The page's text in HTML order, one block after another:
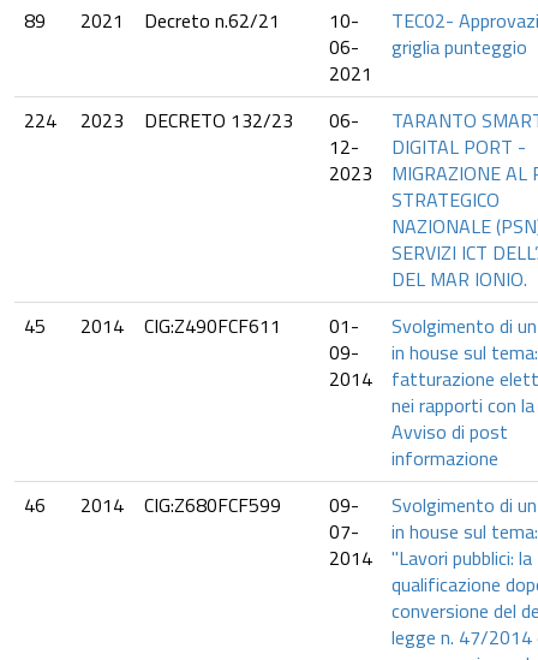
89
2021 Decreto n.62/21
10-
06-
2021
TEC02-
griglia punteggio
224 2023 DECRETO 132/23
06-
12-
2023
TARANTO
DIGITAL PORT -
MIGRAZIONE AL
STRATEGICO
NAZIONALE
SERVIZI ICT
DEL MAR IONIO.
45
2014 CIG:Z490FCF611
01-
09-
2014
Svolgimento di
in house sul
fatturazione
nei rapporti con
Avviso di post
informazione
46
2014 CIG:Z680FCF599
09-
07-
2014
Svolgimento di
in house sul tema:
"Lavori pubblici: la
qualificazione
conversione del
legge n. 47/2014